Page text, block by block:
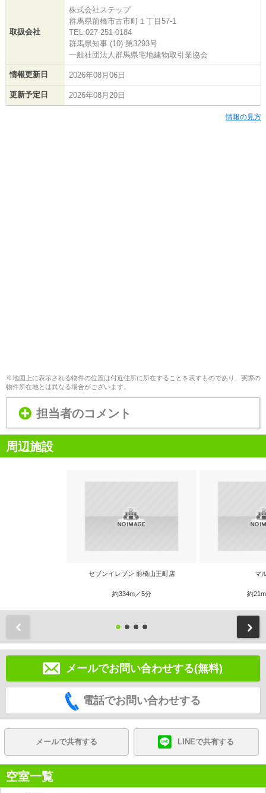
取扱会社
株式会社ステップ
群馬県前橋市古市町１丁目57-1
TEL:027-251-0184
群馬県知事 (10) 第3293号
一般社団法人群馬県宅地建物取引業協会
情報更新日 2026年08月06日
更新予定日 2026年08月20日
情報の見方
※地図上に表示される物件の位置は付近住所に所在することを表すものであり、実際の
物件所在地とは異なる場合がございます。
担当者のコメント
周辺施設
セブンイレブン 前橋山王町店
約334m／5分
マ
約
メールでお問い合わせする(無料)
電話でお問い合わせする
メールで共有する LINEで共有する
空室一覧